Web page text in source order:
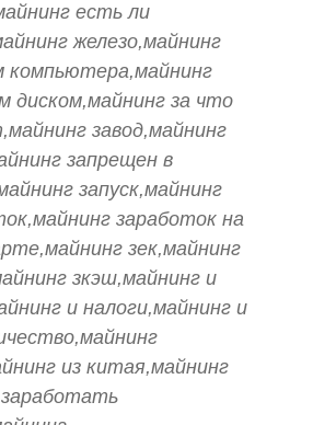
есть ли
железо,майнинг
компьютера,майнинг
диском,майнинг за что
завод,майнинг
запрещен в
запуск,майнинг
заработок на
зек,майнинг
зкэш,майнинг и
и налоги,майнинг и
из китая,майнинг
заработать